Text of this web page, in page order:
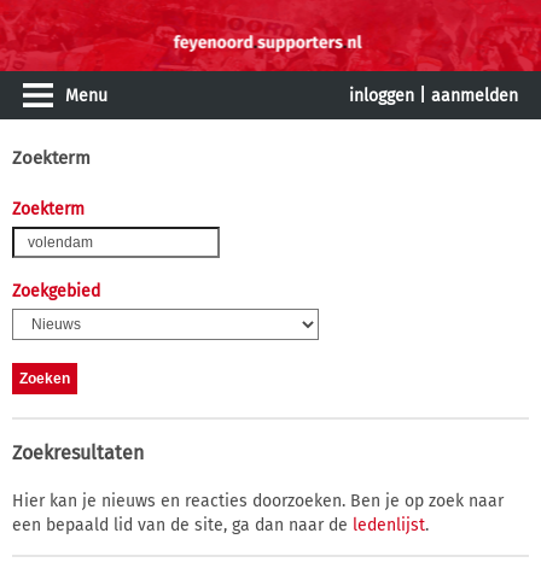
Menu inloggen aanmelden
Zoekterm
Zoekterm
Zoekgebied
Zoekresultaten
Hier kan je nieuws en reacties doorzoeken. Ben je op zoek naar
een bepaald lid van de site, ga dan naar de ledenlijst.